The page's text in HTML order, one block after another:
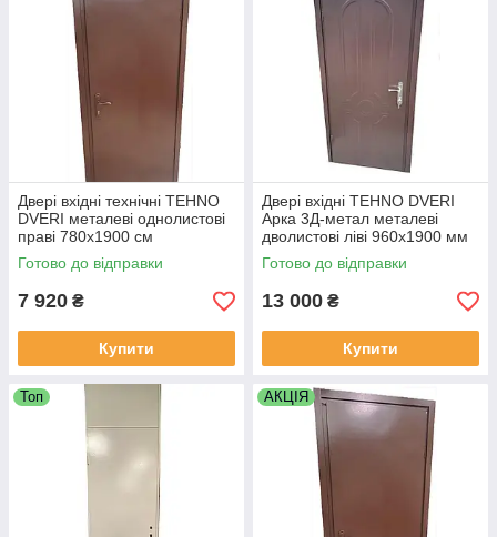
Двері вхідні технічні TEHNO
DVERI металеві однолистові
праві 780х1900 см
Коричневий
Готово до відправки
7 920 ₴
Купити
Двері вхідні TEHNO DVERI
Арка 3Д-метал металеві
дволистові ліві 960х1900 мм
Коричневий
Готово до відправки
13 000 ₴
Купити
Топ АКЦІЯ